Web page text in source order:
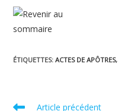
ÉTIQUETTES:ACTES DE APÔTRES,
Read
Article précédent